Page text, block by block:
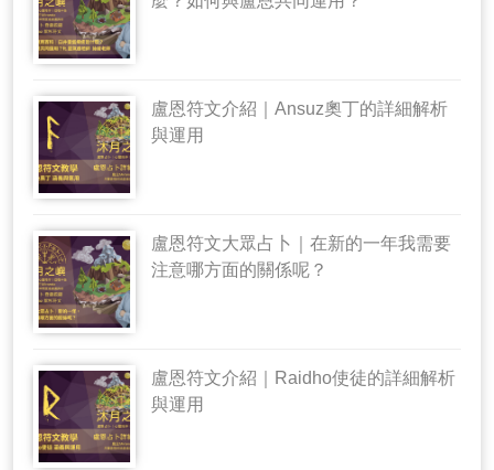
盧恩符文介紹｜Ansuz奧丁的詳細解析
與運用
盧恩符文大眾占卜｜在新的一年我需要
注意哪方面的關係呢？
盧恩符文介紹｜Raidho使徒的詳細解析
與運用